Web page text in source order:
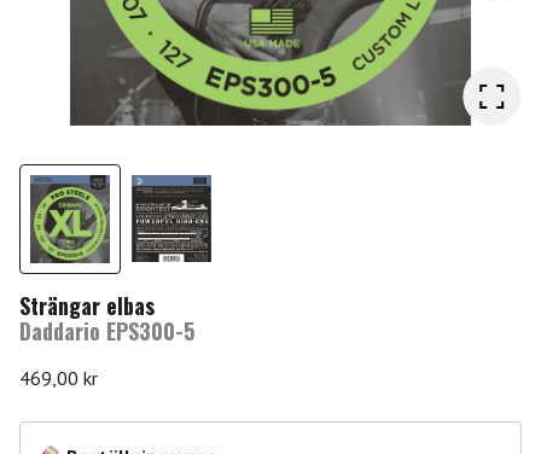
Strängar elbas
Daddario EPS300-5
469,00 kr